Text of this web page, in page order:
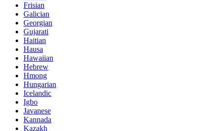
Frisian
Galician
Georgian
Gujarati
Haitian
Hausa
Hawaiian
Hebrew
Hmong
Hungarian
Icelandic
Igbo
Javanese
Kannada
Kazakh